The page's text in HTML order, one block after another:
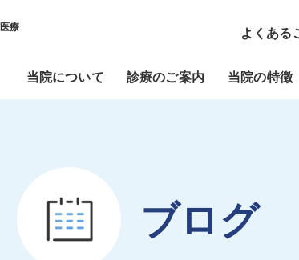
療
当院について 診療のご案内 当院の特徴
よくある
ブログ